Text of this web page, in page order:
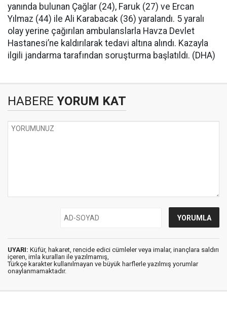
yanında bulunan Çağlar (24), Faruk (27) ve Ercan
Yılmaz (44) ile Ali Karabacak (36) yaralandı. 5 yaralı
olay yerine çağırılan ambulanslarla Havza Devlet
Hastanesi’ne kaldırılarak tedavi altına alındı. Kazayla
ilgili jandarma tarafından soruşturma başlatıldı. (DHA)
HABERE YORUM KAT
UYARI: Küfür, hakaret, rencide edici cümleler veya imalar, inançlara saldırı
içeren, imla kuralları ile yazılmamış,
Türkçe karakter kullanılmayan ve büyük harflerle yazılmış yorumlar
onaylanmamaktadır.